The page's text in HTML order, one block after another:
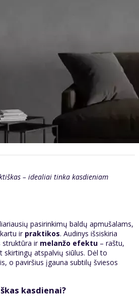
– idealiai tinka kasdieniam
pasirinkimų baldų apmušalams,
ir praktikos. Audinys išsiskiria
struktūra ir melanžo efektu – raštu,
skirtingų atspalvių siūlus. Dėl to
o paviršius įgauna subtilų šviesos
kasdienai?